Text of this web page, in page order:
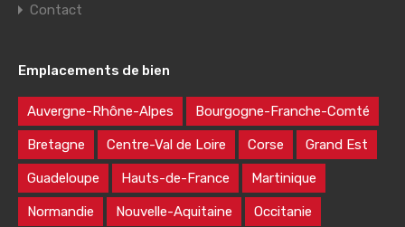
Contact
Emplacements de bien
Auvergne-Rhône-Alpes Bourgogne-Franche-Comté
Bretagne Centre-Val de Loire Corse Grand Est
Guadeloupe Hauts-de-France Martinique
Normandie Nouvelle-Aquitaine Occitanie